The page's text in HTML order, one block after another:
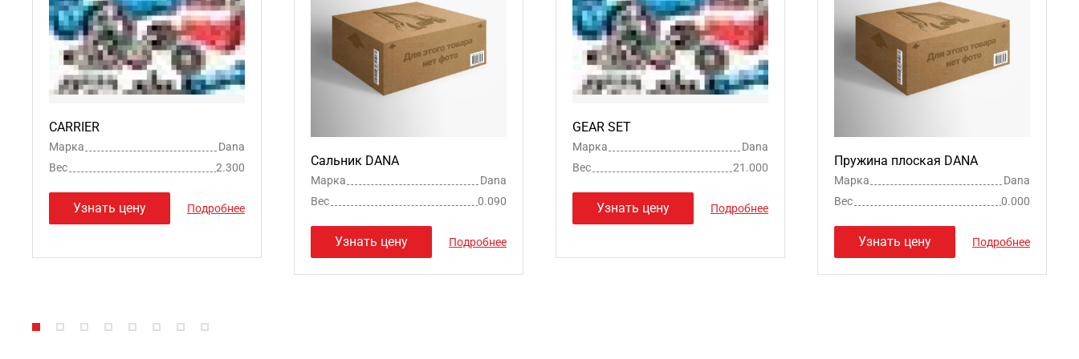
CARRIER
Марка
Dana
Вес
2.300
Узнать цену Подробнее
Сальник DANA
Марка
Dana
Вес
0.090
Узнать цену Подробнее
GEAR SET
Марка
Dana
Вес
21.000
Узнать цену Подробнее
Пружина плоская DANA
Марка
Dana
Вес
0.000
Узнать цену Подробнее